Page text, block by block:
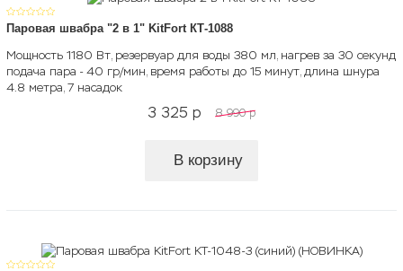
Паровая швабра "2 в 1" KitFort КТ-1088
Мощность 1180 Вт, резервуар для воды 380 мл, нагрев за 30 секунд,
подача пара - 40 гр/мин, время работы до 15 минут, длина шнура
4.8 метра, 7 насадок
3 325 p 8 990 p
В корзину